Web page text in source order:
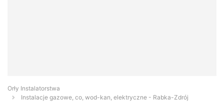
Orły Instalatorstwa
Instalacje gazowe, co, wod-kan, elektryczne - Rabka-Zdrój